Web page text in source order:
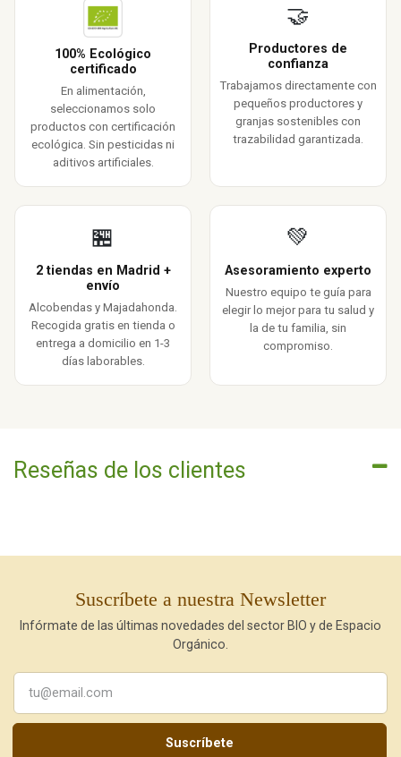
100% Ecológico
certificado
En alimentación,
seleccionamos solo
productos con certificación
ecológica. Sin pesticidas ni
aditivos artificiales.
🤝
Productores de
confianza
Trabajamos directamente con
pequeños productores y
granjas sostenibles con
trazabilidad garantizada.
🏪
2 tiendas en Madrid +
envío
Alcobendas y Majadahonda.
Recogida gratis en tienda o
entrega a domicilio en 1-3
días laborables.
💚
Asesoramiento experto
Nuestro equipo te guía para
elegir lo mejor para tu salud y
la de tu familia, sin
compromiso.
Reseñas de los clientes
Suscríbete a nuestra Newsletter
Infórmate de las últimas novedades del sector BIO y de Espacio
Orgánico.
Suscríbete